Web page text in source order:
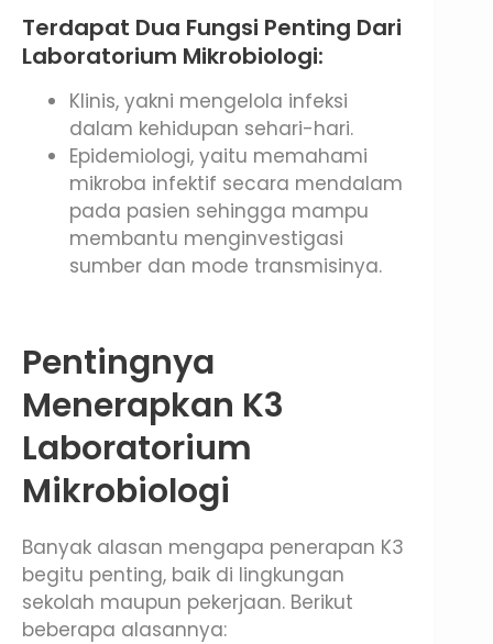
Terdapat Dua Fungsi Penting Dari
Laboratorium Mikrobiologi:
Klinis, yakni mengelola infeksi
dalam kehidupan sehari-hari.
Epidemiologi, yaitu memahami
mikroba infektif secara mendalam
pada pasien sehingga mampu
membantu menginvestigasi
sumber dan mode transmisinya.
Pentingnya
Menerapkan K3
Laboratorium
Mikrobiologi
Banyak alasan mengapa penerapan K3
begitu penting, baik di lingkungan
sekolah maupun pekerjaan. Berikut
beberapa alasannya: